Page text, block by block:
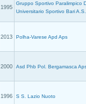
1995
Gruppo Sportivo Paralimpico
Universitario Sportivo Bari
2013 Polha-Varese Apd Aps
2000 Asd Phb Pol. Bergamasca
1996 S S. Lazio Nuoto